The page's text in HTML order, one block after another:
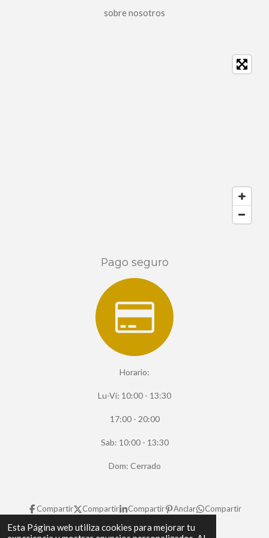
Esta Página web utiliza cookies para mejorar tu
sobre nosotros
Pago seguro
Horario:
Lu-Vi: 10:00 - 13:30
17:00 - 20:00
Sab: 10:00 - 13:30
Dom: Cerrado
Compartir Compartir Compartir Anclar Compartir
© 2025 - 2026 Retrotronica